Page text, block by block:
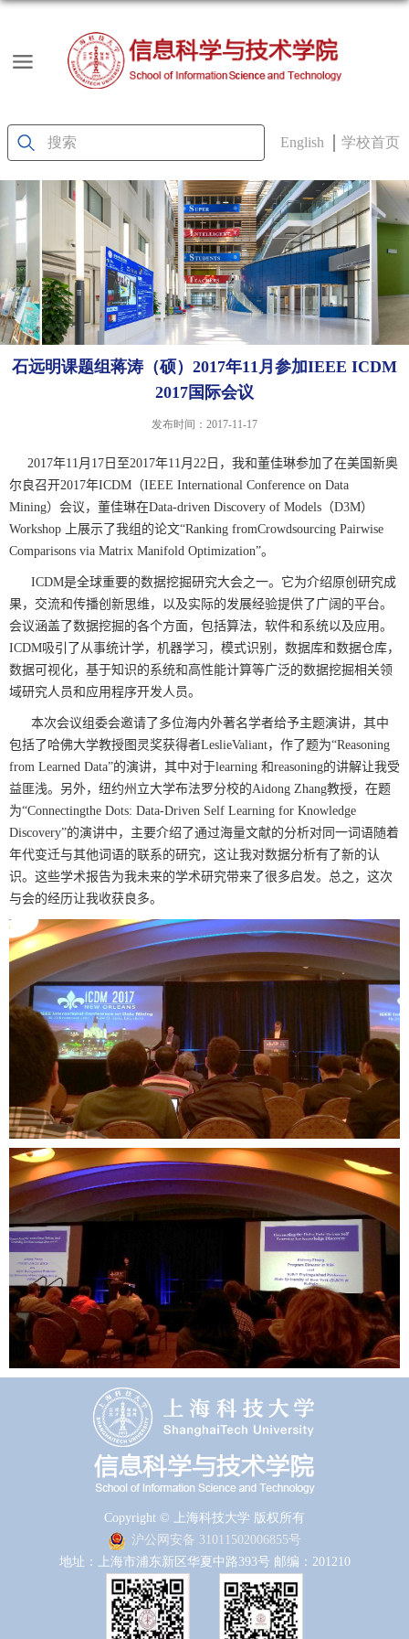
English 学校首页
石远明课题组蒋涛（硕）2017年11月参加IEEE ICDM
2017国际会议
发布时间：2017-11-17
2017年11 月 17 日至2017年11 月 22 日，我和董佳琳参加了在美国新奥
尔良召开2017年ICDM （IEEE International Conference on Data
Mining）会议，董佳琳在Data-driven Discovery of Models （D3M）
Workshop
上展示了我组的论文“Ranking fromCrowdsourcing Pairwise
Comparisons via Matrix Manifold Optimization”。
ICDM是全球重要的数据挖掘研究大会之一。它为介绍原创研究成
果，交流和传播创新思维，以及实际的发展经验提供了广阔的平台。
会议涵盖了数据挖掘的各个方面，包括算法，软件和系统以及应用。
ICDM吸引了从事统计学，机器学习，模式识别，数据库和数据仓库，
数据可视化，基于知识的系统和高性能计算等广泛的数据挖掘相关领
域研究人员和应用程序开发人员。
本次会议组委会邀请了多位海内外著名学者给予主题演讲，其中
包括了哈佛大学教授图灵奖获得者LeslieValiant，作了题为“Reasoning
from Learned Data”的演讲，其中对于learning 和reasoning的讲解让我受
益匪浅。另外，纽约州立大学布法罗分校的Aidong Zhang教授，在题
为“Connectingthe Dots: Data-Driven Self Learning for Knowledge
Discovery”的演讲中，主要介绍了通过海量文献的分析对同一词语随着
年代变迁与其他词语的联系的研究，这让我对数据分析有了新的认
识。这些学术报告为我未来的学术研究带来了很多启发。总之，这次
与会的经历让我收获良多。
Copyright © 上海科技大学 版权所有
沪公网安备 31011502006855号
地址：上海市浦东新区华夏中路393号 邮编：201210